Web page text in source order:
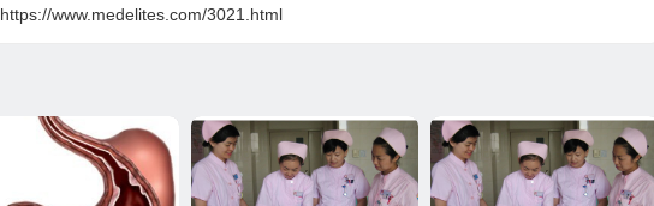
https://www.medelites.com/3021.html